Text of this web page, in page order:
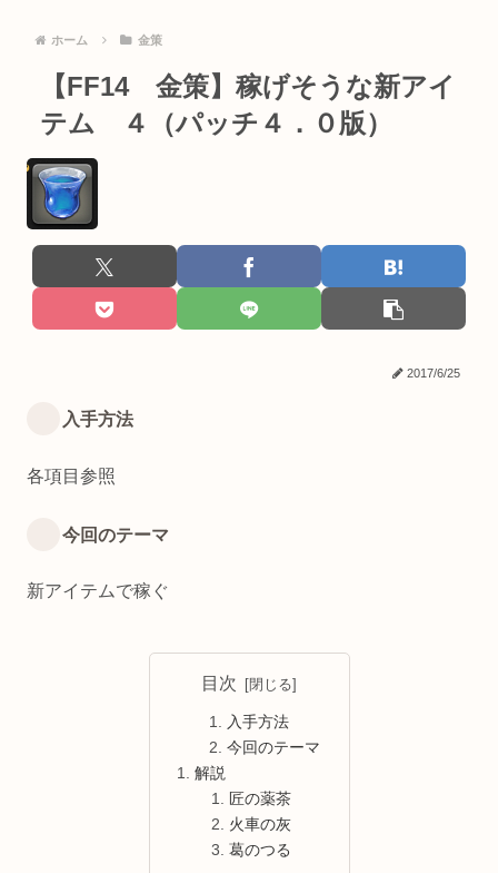
ホーム 金策
【FF14 金策】稼げそうな新アイ
テム ４（パッチ４．０版）
2017/6/25
入手方法
各項目参照
今回のテーマ
新アイテムで稼ぐ
目次
入手方法
今回のテーマ
解説
匠の薬茶
火車の灰
葛のつる